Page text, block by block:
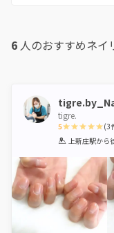
6 人のおすすめネイ
tigre.
5
1 2 3 4 5
(3
上新庄駅から